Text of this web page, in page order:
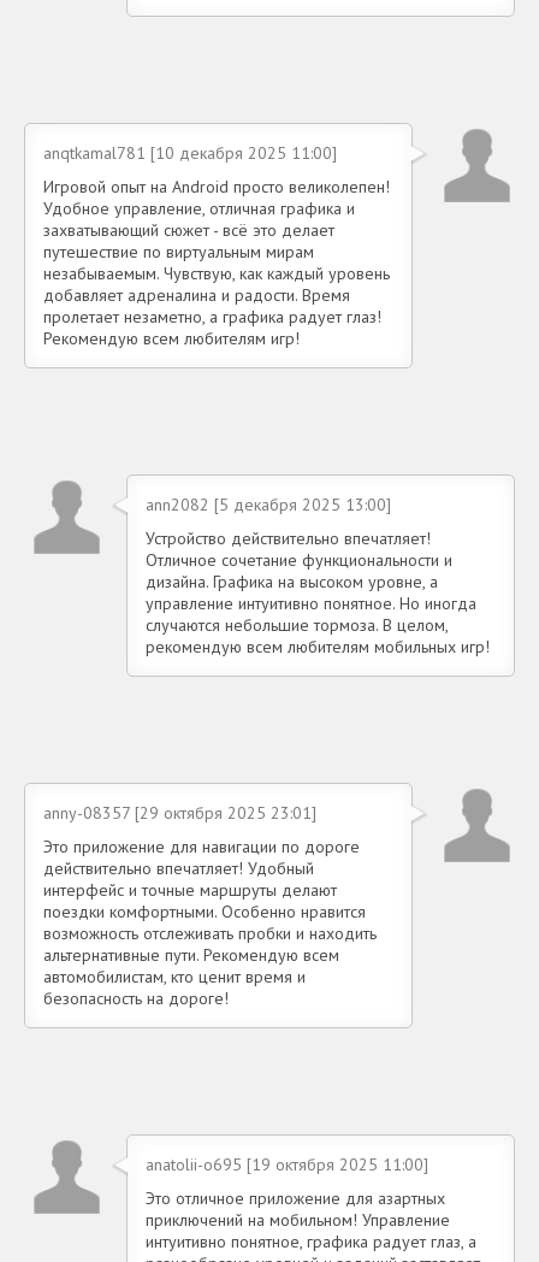
anqtkamal781 [10 декабря 2025 11:00]
Игровой опыт на Android просто великолепен!
Удобное управление, отличная графика и
захватывающий сюжет - всё это делает
путешествие по виртуальным мирам
незабываемым. Чувствую, как каждый уровень
добавляет адреналина и радости. Время
пролетает незаметно, а графика радует глаз!
Рекомендую всем любителям игр!
ann2082 [5 декабря 2025 13:00]
Устройство действительно впечатляет!
Отличное сочетание функциональности и
дизайна. Графика на высоком уровне, а
управление интуитивно понятное. Но иногда
случаются небольшие тормоза. В целом,
рекомендую всем любителям мобильных игр!
anny-08357 [29 октября 2025 23:01]
Это приложение для навигации по дороге
действительно впечатляет! Удобный
интерфейс и точные маршруты делают
поездки комфортными. Особенно нравится
возможность отслеживать пробки и находить
альтернативные пути. Рекомендую всем
автомобилистам, кто ценит время и
безопасность на дороге!
anatolii-o695 [19 октября 2025 11:00]
Это отличное приложение для азартных
приключений на мобильном! Управление
интуитивно понятное, графика радует глаз, а